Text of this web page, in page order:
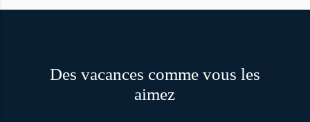
Des vacances comme vous les
aimez